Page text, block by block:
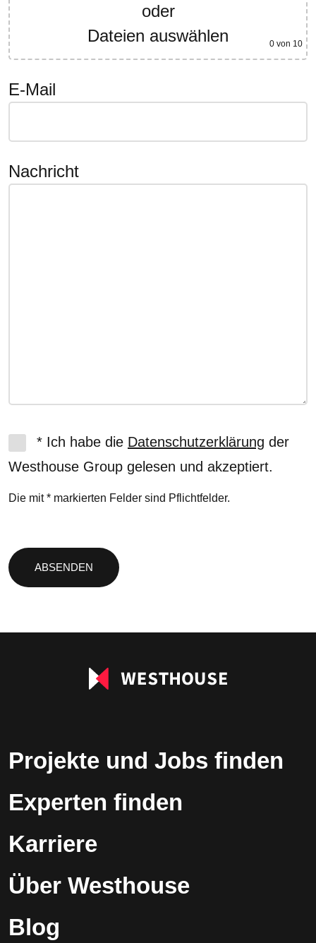
oder
Dateien auswählen
0 von 10
E-Mail
Nachricht
* Ich habe die Datenschutzerklärung der
Westhouse Group gelesen und akzeptiert.
Die mit * markierten Felder sind Pflichtfelder.
lasse
dieses
leer.
Projekte und Jobs finden
Experten finden
Karriere
Über Westhouse
Blog